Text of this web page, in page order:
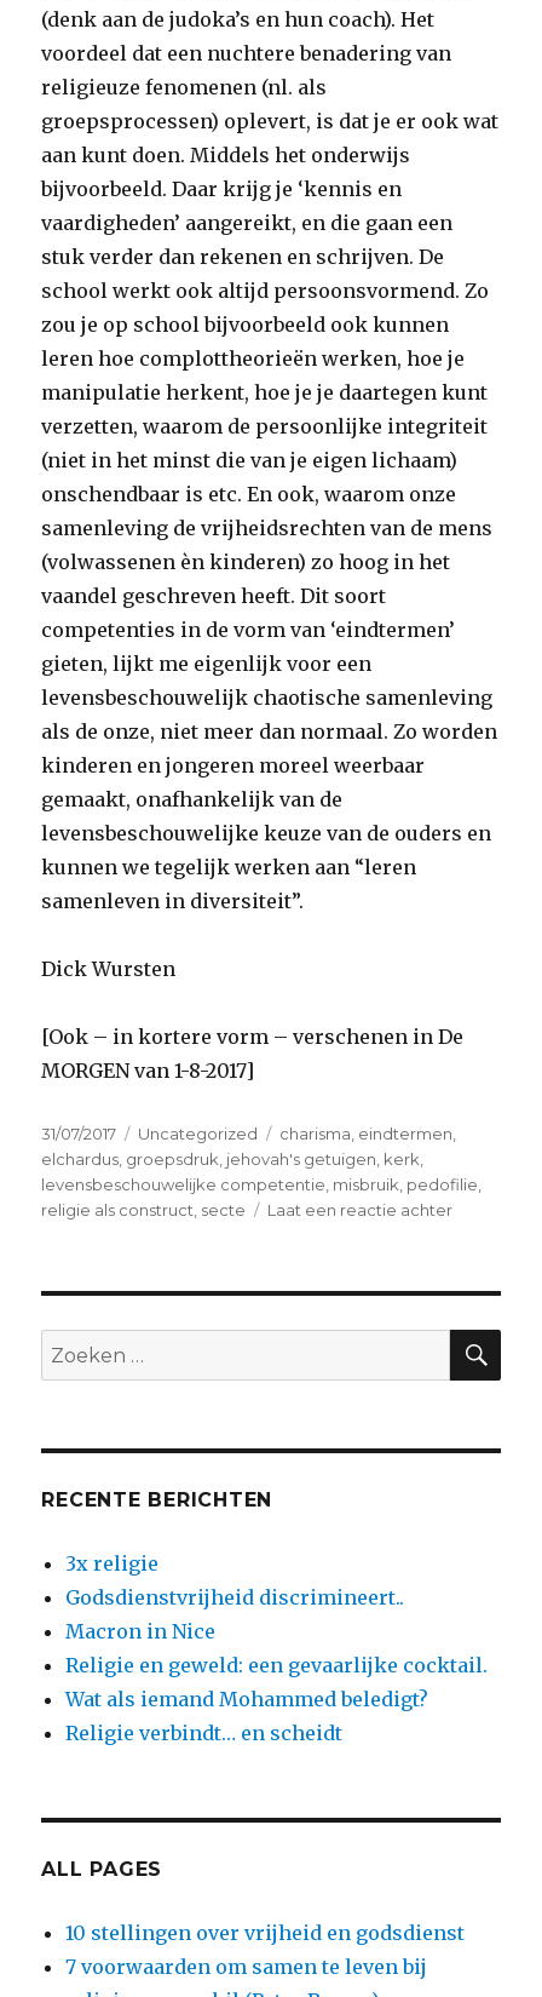
(denk aan de judoka’s en hun coach). Het
voordeel dat een nuchtere benadering van
religieuze fenomenen (nl. als
groepsprocessen) oplevert, is dat je er ook wat
aan kunt doen. Middels het onderwijs
bijvoorbeeld. Daar krijg je ‘kennis en
vaardigheden’ aangereikt, en die gaan een
stuk verder dan rekenen en schrijven. De
school werkt ook altijd persoonsvormend. Zo
zou je op school bijvoorbeeld ook kunnen
leren hoe complottheorieën werken, hoe je
manipulatie herkent, hoe je je daartegen kunt
verzetten, waarom de persoonlijke integriteit
(niet in het minst die van je eigen lichaam)
onschendbaar is etc. En ook, waarom onze
samenleving de vrijheidsrechten van de mens
(volwassenen èn kinderen) zo hoog in het
vaandel geschreven heeft. Dit soort
competenties in de vorm van ‘eindtermen’
gieten, lijkt me eigenlijk voor een
levensbeschouwelijk chaotische samenleving
als de onze, niet meer dan normaal. Zo worden
kinderen en jongeren moreel weerbaar
gemaakt, onafhankelijk van de
levensbeschouwelijke keuze van de ouders en
kunnen we tegelijk werken aan “leren
samenleven in diversiteit”.
Dick Wursten
[Ook – in kortere vorm – verschenen in De
MORGEN van 1-8-2017]
Geplaatst
op
31/07/2017 Categorieën
Uncategorized Tags
charisma, eindtermen,
elchardus, groepsdruk, jehovah's getuigen, kerk,
levensbeschouwelijke competentie, misbruik, pedofilie,
religie als construct, secte Laat een reactie achterop
Zoeken
naar:
RECENTE BERICHTEN
3x religie
Godsdienstvrijheid discrimineert..
Macron in Nice
Religie en geweld: een gevaarlijke cocktail.
Wat als iemand Mohammed beledigt?
Religie verbindt… en scheidt
ALL PAGES
10 stellingen over vrijheid en godsdienst
7 voorwaarden om samen te leven bij